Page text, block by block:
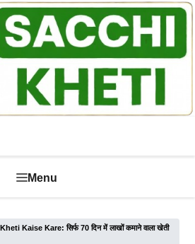
Menu
Kaise Kare: सिर्फ 70 दिन में लाखों कमाने वाला खेती